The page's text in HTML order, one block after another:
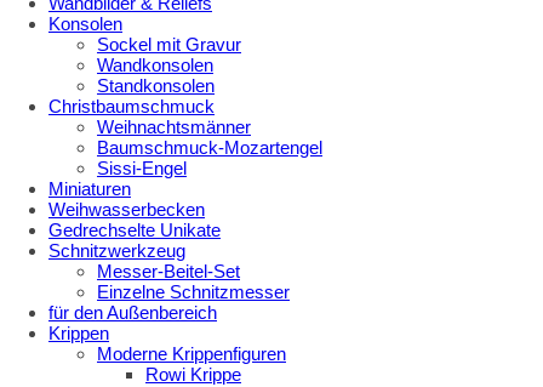
Konsolen
Sockel mit Gravur
Wandkonsolen
Standkonsolen
Christbaumschmuck
Weihnachtsmänner
Baumschmuck-Mozartengel
Sissi-Engel
Miniaturen
Weihwasserbecken
Gedrechselte Unikate
Schnitzwerkzeug
Messer-Beitel-Set
Einzelne Schnitzmesser
für den Außenbereich
Krippen
Moderne Krippenfiguren
Rowi Krippe